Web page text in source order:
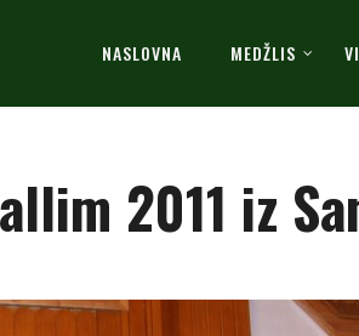
NASLOVNA MEDŽLIS
2011 iz